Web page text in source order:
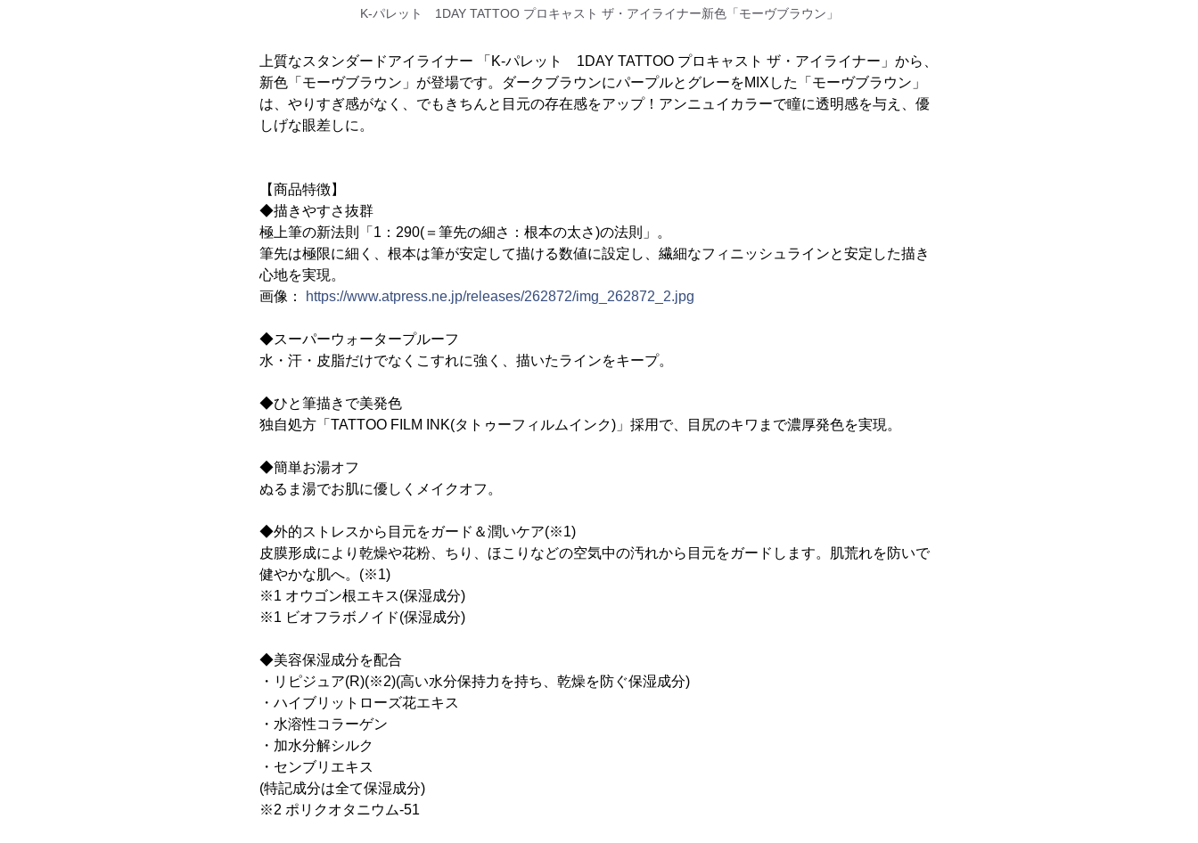
K-パレット 1DAY TATTOO プロキャスト ザ・アイライナー新色「モーヴブラウン」
上質なスタンダードアイライナー 「K-パレット 1DAY TATTOO プロキャスト ザ・アイライナー」から、
新色「モーヴブラウン」が登場です。ダークブラウンにパープルとグレーをMIXした「モーヴブラウン」
は、やりすぎ感がなく、でもきちんと目元の存在感をアップ！アンニュイカラーで瞳に透明感を与え、優
しげな眼差しに。
【商品特徴】
◆描きやすさ抜群
極上筆の新法則「1：290(＝筆先の細さ：根本の太さ)の法則」。
筆先は極限に細く、根本は筆が安定して描ける数値に設定し、繊細なフィニッシュラインと安定した描き
心地を実現。
画像：
https://www.atpress.ne.jp/releases/262872/img_262872_2.jpg
◆スーパーウォータープルーフ
水・汗・皮脂だけでなくこすれに強く、描いたラインをキープ。
◆ひと筆描きで美発色
独自処方「TATTOO FILM INK(タトゥーフィルムインク)」採用で、目尻のキワまで濃厚発色を実現。
◆簡単お湯オフ
ぬるま湯でお肌に優しくメイクオフ。
◆外的ストレスから目元をガード＆潤いケア(※1)
皮膜形成により乾燥や花粉、ちり、ほこりなどの空気中の汚れから目元をガードします。肌荒れを防いで
健やかな肌へ。(※1)
※1 オウゴン根エキス(保湿成分)
※1 ビオフラボノイド(保湿成分)
◆美容保湿成分を配合
・リピジュア(R)(※2)(高い水分保持力を持ち、乾燥を防ぐ保湿成分)
・ハイブリットローズ花エキス
・水溶性コラーゲン
・加水分解シルク
・センブリエキス
(特記成分は全て保湿成分)
※2 ポリクオタニウム-51